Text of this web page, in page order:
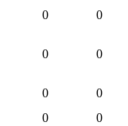
0
0
0 0
0
0
0
0